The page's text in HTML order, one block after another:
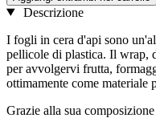
Descrizione
I fogli in cera d'api sono
pellicole di plastica. Il wrap,
per avvolgervi frutta,
ottimamente come materiale
Grazie alla sua